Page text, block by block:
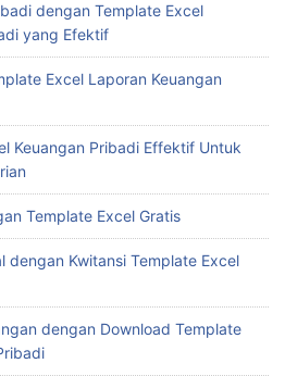
dengan Template Excel
yang Efektif
Excel Laporan Keuangan
Keuangan Pribadi Effektif Untuk
Template Excel Gratis
dengan Kwitansi Template Excel
dengan Download Template